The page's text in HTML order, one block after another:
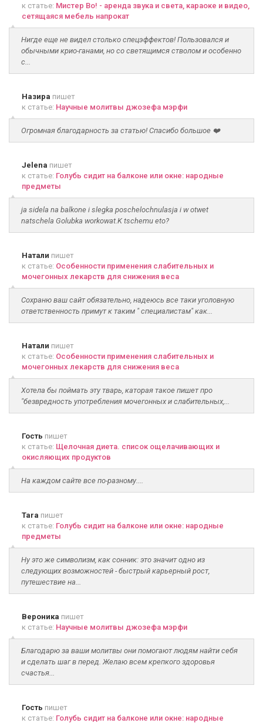
к статье: Мистер Во! - аренда звука и света, караоке и видео,
сетящаяся мебель напрокат
Нигде еще не видел столько спецэффектов! Пользовался и
обычными крио-ганами, но со светящимся стволом и особенно
с...
Назира пишет
к статье: Научные молитвы джозефа мэрфи
Огромная благодарность за статью! Спасибо большое ❤️
Jelena пишет
к статье: Голубь сидит на балконе или окне: народные
предметы
ja sidela na balkone i slegka poschelochnulasja i w otwet
natschela Golubka workowat.K tschemu eto?
Натали пишет
к статье: Особенности применения слабительных и
мочегонных лекарств для снижения веса
Сохраню ваш сайт обязательно, надеюсь все таки уголовную
ответственность примут к таким " специалистам" как...
Натали пишет
к статье: Особенности применения слабительных и
мочегонных лекарств для снижения веса
Хотела бы поймать эту тварь, каторая такое пишет про
"безвредность употребления мочегонных и слабительных,...
Гость пишет
к статье: Щелочная диета. список ощелачивающих и
окисляющих продуктов
На каждом сайте все по-разному....
Tara пишет
к статье: Голубь сидит на балконе или окне: народные
предметы
Ну это же символизм, как сонник: это значит одно из
следующих возможностей - быстрый карьерный рост,
путешествие на...
Вероника пишет
к статье: Научные молитвы джозефа мэрфи
Благодарю за ваши молитвы они помогают людям найти себя
и сделать шаг в перед. Желаю всем крепкого здоровья
счастья...
Гость пишет
к статье: Голубь сидит на балконе или окне: народные